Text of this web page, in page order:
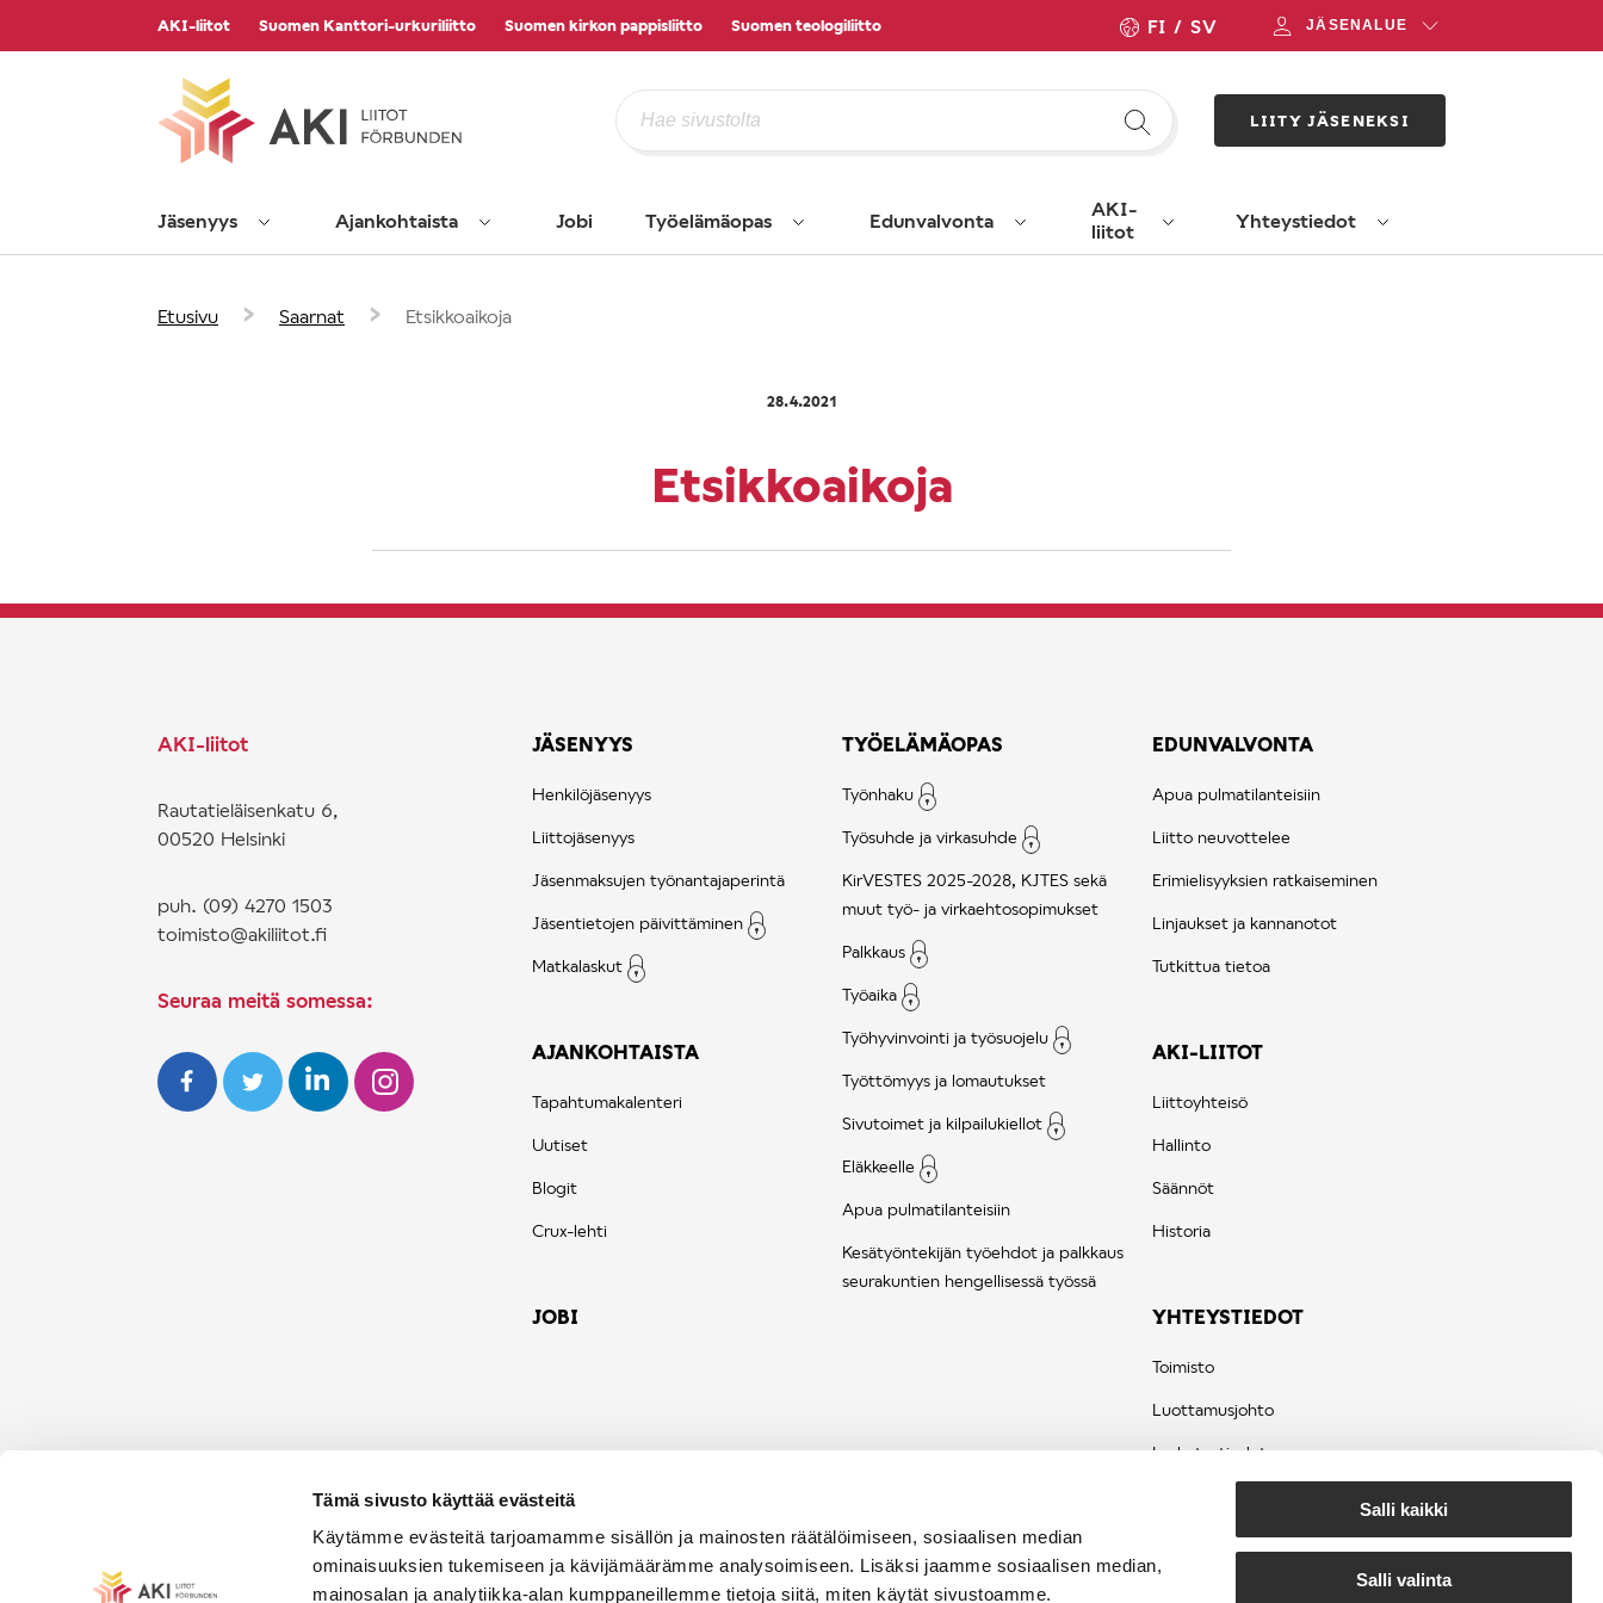
Tämä sivusto käyttää evästeitä
Käytämme evästeitä tarjoamamme sisällön ja mainosten räätälöimiseen, sosiaalisen median
ominaisuuksien tukemiseen ja kävijämäärämme analysoimiseen. Lisäksi jaamme sosiaalisen median,
mainosalan ja analytiikka-alan kumppaneillemme tietoja siitä, miten käytät sivustoamme.
Salli kaikki
Salli valinta
AKI-liitot Suomen Kanttori-urkuriliitto Suomen kirkon pappisliitto Suomen teologiliitto FI SV JÄSENALUE
LIITY JÄSENEKSI
Jäsenyys Ajankohtaista Jobi Työelämäopas Edunvalvonta
AKI-
liitot
Yhteystiedot
Etusivu › Saarnat › Etsikkoaikoja
28.4.2021
Etsikkoaikoja
AKI-liitot
Rautatieläisenkatu 6,
00520 Helsinki
puh. (09) 4270 1503
toimisto@akiliitot.fi
Seuraa meitä somessa:
JÄSENYYS
Henkilöjäsenyys
Liittojäsenyys
Jäsenmaksujen työnantajaperintä
Jäsentietojen päivittäminen
Matkalaskut
AJANKOHTAISTA
Tapahtumakalenteri
Uutiset
Blogit
Crux-lehti
JOBI
TYÖELÄMÄOPAS
Työnhaku
Työsuhde ja virkasuhde
KirVESTES 2025-2028, KJTES sekä
muut työ- ja virkaehtosopimukset
Palkkaus
Työaika
Työhyvinvointi ja työsuojelu
Työttömyys ja lomautukset
Sivutoimet ja kilpailukiellot
Eläkkeelle
Apua pulmatilanteisiin
Kesätyöntekijän työehdot ja palkkaus
seurakuntien hengellisessä työssä
EDUNVALVONTA
Apua pulmatilanteisiin
Liitto neuvottelee
Erimielisyyksien ratkaiseminen
Linjaukset ja kannanotot
Tutkittua tietoa
AKI-LIITOT
Liittoyhteisö
Hallinto
Säännöt
Historia
YHTEYSTIEDOT
Toimisto
Luottamusjohto
Laskutustiedot